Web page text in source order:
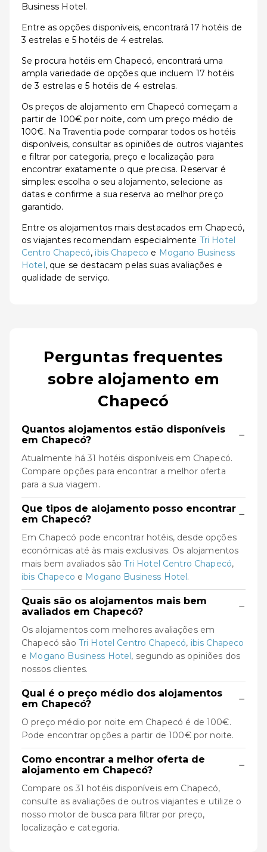
Business Hotel.
Entre as opções disponíveis, encontrará 17 hotéis de
3 estrelas e 5 hotéis de 4 estrelas.
Se procura hotéis em Chapecó, encontrará uma
ampla variedade de opções que incluem 17 hotéis
de 3 estrelas e 5 hotéis de 4 estrelas.
Os preços de alojamento em Chapecó começam a
partir de 100€ por noite, com um preço médio de
100€. Na Traventia pode comparar todos os hotéis
disponíveis, consultar as opiniões de outros viajantes
e filtrar por categoria, preço e localização para
encontrar exatamente o que precisa. Reservar é
simples: escolha o seu alojamento, selecione as
datas e confirme a sua reserva ao melhor preço
garantido.
Entre os alojamentos mais destacados em Chapecó,
os viajantes recomendam especialmente Tri Hotel
Centro Chapecó, ibis Chapeco e Mogano Business
Hotel, que se destacam pelas suas avaliações e
qualidade de serviço.
Perguntas frequentes
sobre alojamento em
Chapecó
Quantos alojamentos estão disponíveis
em Chapecó?
−
Atualmente há 31 hotéis disponíveis em Chapecó.
Compare opções para encontrar a melhor oferta
para a sua viagem.
Que tipos de alojamento posso encontrar
em Chapecó?
−
Em Chapecó pode encontrar hotéis, desde opções
económicas até às mais exclusivas. Os alojamentos
mais bem avaliados sãoTri Hotel Centro Chapecó,
ibis Chapeco e Mogano Business Hotel.
Quais são os alojamentos mais bem
avaliados em Chapecó?
−
Os alojamentos com melhores avaliações em
Chapecó são Tri Hotel Centro Chapecó, ibis Chapeco
e Mogano Business Hotel, segundo as opiniões dos
nossos clientes.
Qual é o preço médio dos alojamentos
em Chapecó?
−
O preço médio por noite em Chapecó é de 100€.
Pode encontrar opções a partir de 100€ por noite.
Como encontrar a melhor oferta de
alojamento em Chapecó?
−
Compare os 31 hotéis disponíveis em Chapecó,
consulte as avaliações de outros viajantes e utilize o
nosso motor de busca para filtrar por preço,
localização e categoria.